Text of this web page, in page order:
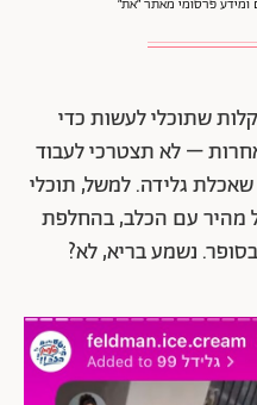
ומידע פרסומי מאתר ״את״
שתוכלי לעשות כדי
– לא תצטרכי לעבוד
גלידה. למשל, תוכלי
מהיר עם הכלב, בהחלפת
נשמע בריא, לא?